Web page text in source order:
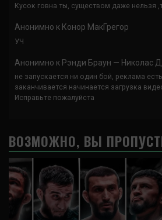
Кусок говна ты, существом даже нельзя
Анонимно к Конор МакГрегор
УЧ
Анонимно к Рэнди Браун — Николас
не запускается ни один бой, реклама
заканчивается начинается загрузка
Исправьте пожалуйста
ВОЗМОЖНО, ВЫ